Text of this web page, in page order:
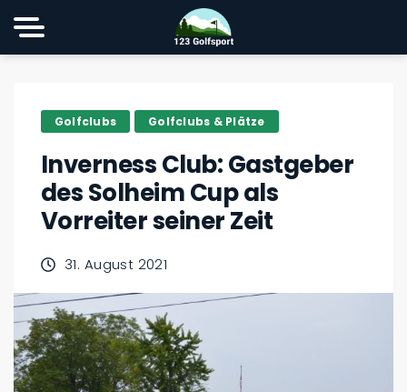
Golfclubs Golfclubs & Plätze
Inverness Club: Gastgeber
des Solheim Cup als
Vorreiter seiner Zeit
31. August 2021